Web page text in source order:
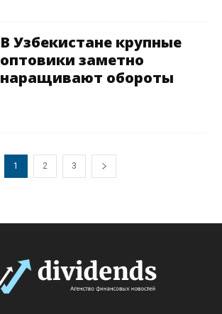
В Узбекистане крупные
оптовики заметно
наращивают обороты
1 2 3